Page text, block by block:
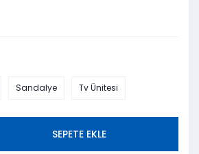
Sandalye Tv Ünitesi
SEPETE EKLE